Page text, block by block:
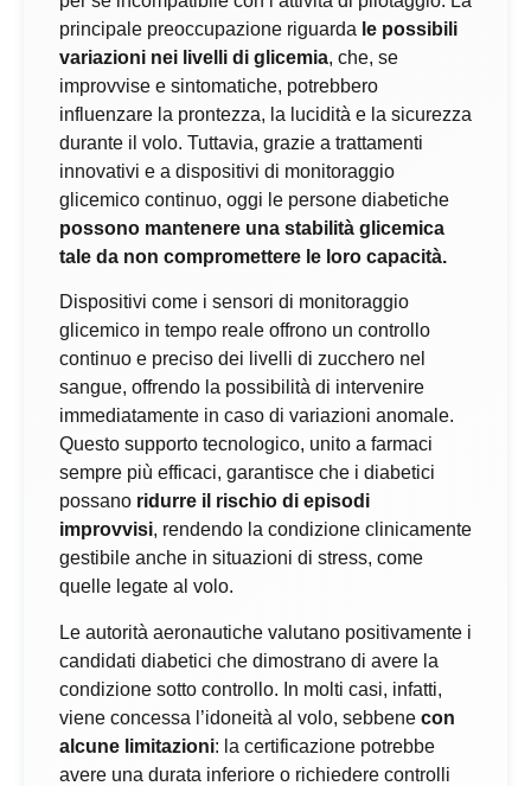
principale preoccupazione riguarda le possibili
variazioni nei livelli di glicemia, che, se
improvvise e sintomatiche, potrebbero
influenzare la prontezza, la lucidità e la sicurezza
durante il volo. Tuttavia, grazie a trattamenti
innovativi e a dispositivi di monitoraggio
glicemico continuo, oggi le persone diabetiche
possono mantenere una stabilità glicemica
tale da non compromettere le loro capacità.
Dispositivi come i sensori di monitoraggio
glicemico in tempo reale offrono un controllo
continuo e preciso dei livelli di zucchero nel
sangue, offrendo la possibilità di intervenire
immediatamente in caso di variazioni anomale.
Questo supporto tecnologico, unito a farmaci
sempre più efficaci, garantisce che i diabetici
possano ridurre il rischio di episodi
improvvisi, rendendo la condizione clinicamente
gestibile anche in situazioni di stress, come
quelle legate al volo.
Le autorità aeronautiche valutano positivamente i
candidati diabetici che dimostrano di avere la
condizione sotto controllo. In molti casi, infatti,
viene concessa l’idoneità al volo, sebbene con
alcune limitazioni: la certificazione potrebbe
avere una durata inferiore o richiedere controlli